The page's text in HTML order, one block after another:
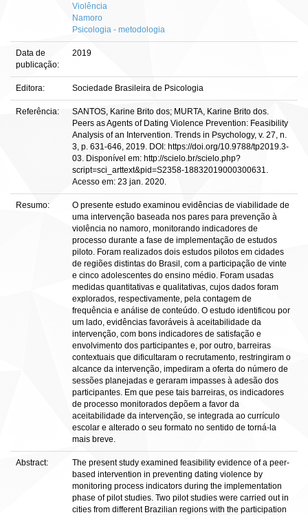
Violência
Namoro
Psicologia - metodologia
Data de
publicação:
2019
Editora: Sociedade Brasileira de Psicologia
Referência:
SANTOS, Karine Brito dos; MURTA, Karine Brito dos.
Peers as Agents of Dating Violence Prevention: Feasibility
Analysis of an Intervention. Trends in Psychology, v. 27, n.
3, p. 631-646, 2019. DOI: https://doi.org/10.9788/tp2019.3-
03. Disponível em: http://scielo.br/scielo.php?
script=sci_arttext&pid=S2358-18832019000300631.
Acesso em: 23 jan. 2020.
Resumo:
O presente estudo examinou evidências de viabilidade de
uma intervenção baseada nos pares para prevenção à
violência no namoro, monitorando indicadores de
processo durante a fase de implementação de estudos
piloto. Foram realizados dois estudos pilotos em cidades
de regiões distintas do Brasil, com a participação de vinte
e cinco adolescentes do ensino médio. Foram usadas
medidas quantitativas e qualitativas, cujos dados foram
explorados, respectivamente, pela contagem de
frequência e análise de conteúdo. O estudo identificou por
um lado, evidências favoráveis à aceitabilidade da
intervenção, com bons indicadores de satisfação e
envolvimento dos participantes e, por outro, barreiras
contextuais que dificultaram o recrutamento, restringiram o
alcance da intervenção, impediram a oferta do número de
sessões planejadas e geraram impasses à adesão dos
participantes. Em que pese tais barreiras, os indicadores
de processo monitorados depõem a favor da
aceitabilidade da intervenção, se integrada ao currículo
escolar e alterado o seu formato no sentido de torná-la
mais breve.
Abstract:
The present study examined feasibility evidence of a peer-
based intervention in preventing dating violence by
monitoring process indicators during the implementation
phase of pilot studies. Two pilot studies were carried out in
cities from different Brazilian regions with the participation